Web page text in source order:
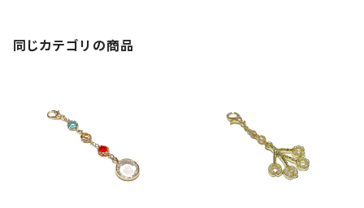
同じカテゴリの商品